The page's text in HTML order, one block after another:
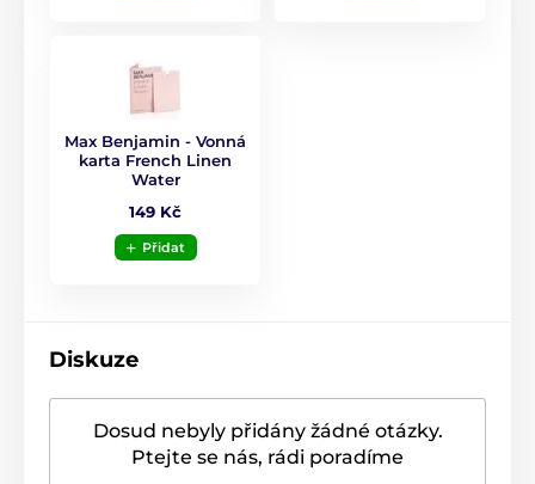
Max Benjamin - Vonná
karta French Linen
Water
149 Kč
Přidat
Diskuze
Dosud nebyly přidány žádné otázky.
Ptejte se nás, rádi poradíme